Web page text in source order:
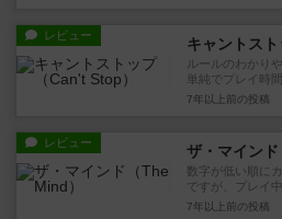
レビュー キャントス
ルールのわかり
単純でプレイ時
7年以上前 の投稿
レビュー ザ・マインド
数字が低い順に
ですが、プレイ
7年以上前 の投稿